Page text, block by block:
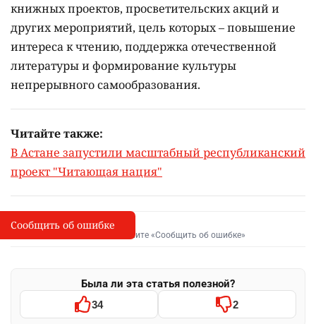
книжных проектов, просветительских акций и
других мероприятий, цель которых –повышение
интереса к чтению, поддержка отечественной
литературы и формирование культуры
непрерывного самообразования.
Читайте также:
В Астане запустили масштабный республиканский
проект "Читающая нация"
I
Сообщить об опечатке
Выделите фрагмент и нажмите «Сообщить об ошибке»
Была ли эта статья полезной?
34 2
Сообщить об ошибке